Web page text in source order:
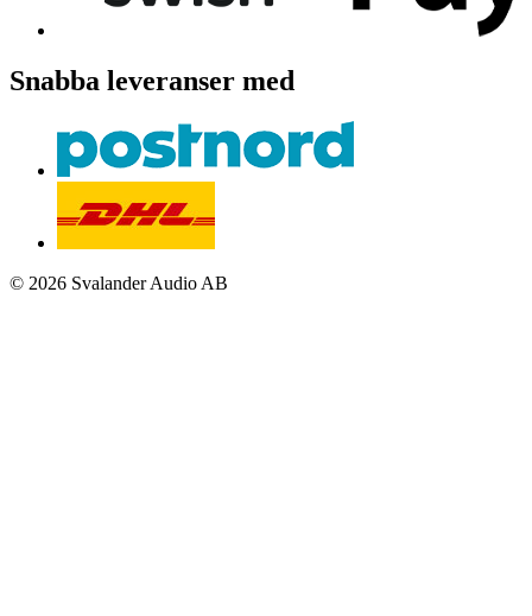
Snabba leveranser med
© 2026 Svalander Audio AB